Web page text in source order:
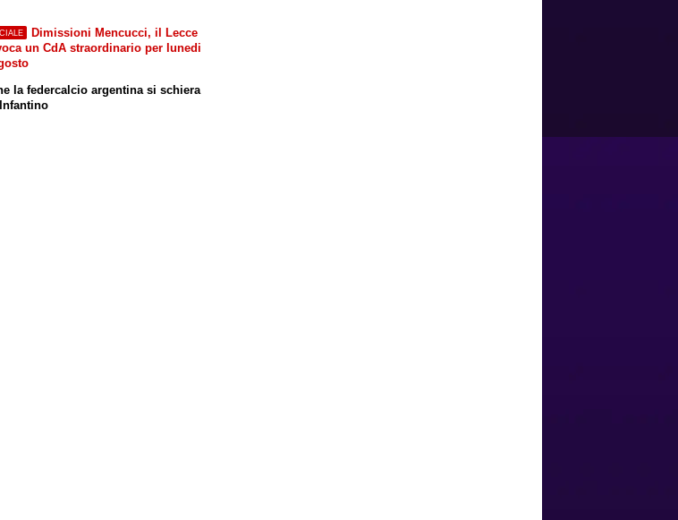
Dimissioni Mencucci, il Lecce
un CdA straordinario per lunedi
la federcalcio argentina si schiera